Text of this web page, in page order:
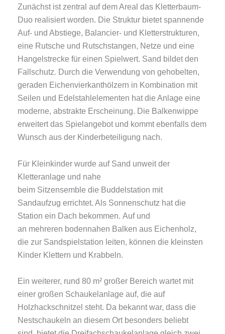
Zunächst ist zentral auf dem Areal das Kletterbaum-
Duo realisiert worden. Die Struktur bietet spannende
Auf- und Abstiege, Balancier- und Kletterstrukturen,
eine Rutsche und Rutschstangen, Netze und eine
Hangelstrecke für einen Spielwert. Sand bildet den
Fallschutz. Durch die Verwendung von gehobelten,
geraden Eichenvierkanthölzern in Kombination mit
Seilen und Edelstahlelementen hat die Anlage eine
moderne, abstrakte Erscheinung. Die Balkenwippe
erweitert das Spielangebot und kommt ebenfalls dem
Wunsch aus der Kinderbeteiligung nach.
Für Kleinkinder wurde auf Sand unweit der
Kletteranlage und nahe
beim Sitzensemble die Buddelstation mit
Sandaufzug errichtet. Als Sonnenschutz hat die
Station ein Dach bekommen. Auf und
an mehreren bodennahen Balken aus Eichenholz,
die zur Sandspielstation leiten, können die kleinsten
Kinder Klettern und Krabbeln.
Ein weiterer, rund 80 m² großer Bereich wartet mit
einer großen Schaukelanlage auf, die auf
Holzhackschnitzel steht. Da bekannt war, dass die
Nestschaukeln an diesem Ort besonders beliebt